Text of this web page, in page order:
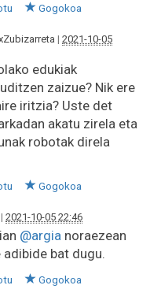
Gogokoa
| 2021-10-05
edukiak
zaizue? Nik ere
iritzia? Uste det
akatu zirela eta
robotak direla
Gogokoa
2021-10-05 22:46
@argia noraezean
bat dugu.
Gogokoa